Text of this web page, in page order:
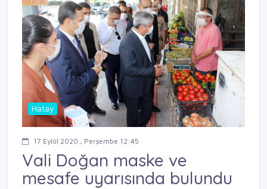
Hatay
17 Eylül 2020 , Perşembe 12:45
Vali Doğan maske ve
mesafe uyarısında bulundu